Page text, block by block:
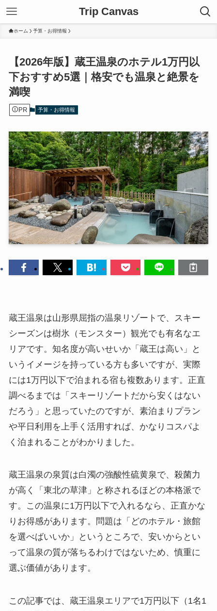
Trip Canvas
ホーム 予算・お得情報
【2026年版】蔵王温泉のホテル1万円以
下おすすめ5選｜格安でも温泉と絶景を
満喫
PR 予算・お得情報
蔵王温泉は山形県屈指の温泉リゾートで、スキー
シーズンは樹氷（モンスター）観光でも有名なエ
リアです。知名度が高いせいか「蔵王は高い」と
いうイメージを持っている方も多いですが、実際
には1万円以下で泊まれる宿も複数あります。正直
調べるまでは「スキーリゾートだから安くはない
だろう」と思っていたのですが、素泊まりプラン
や平日利用を上手く活用すれば、かなりコスパよ
く泊まれることがわかりました。
蔵王温泉の泉質は白濁の強酸性硫黄泉で、殺菌力
が高く「東北の草津」と称されるほどの本格派で
す。この温泉に1万円以下で入れるなら、正直かな
りお得感があります。問題は「どのホテル・旅館
を選べばいいか」というところで、安いからとい
って温泉の質が落ちるわけではないため、慎重に
選ぶ価値があります。
この記事では、蔵王温泉エリアで1万円以下（1名1